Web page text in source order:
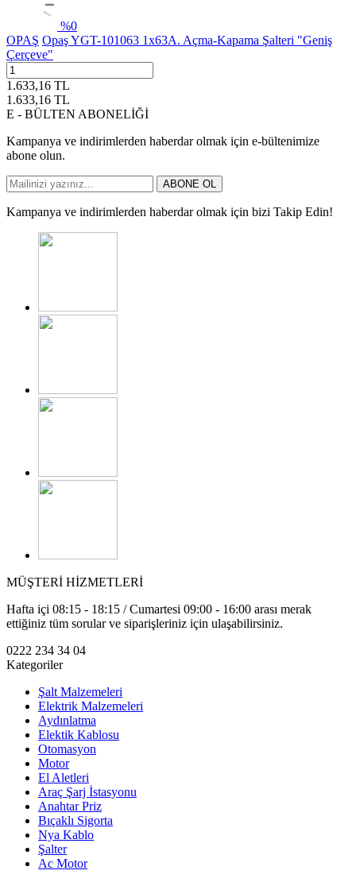
%0
OPAŞ Opaş YGT-101063 1x63A. Açma-Kapama Şalteri "Geniş
Çerçeve"
1.633,16 TL
1.633,16 TL
E - BÜLTEN ABONELİĞİ
Kampanya ve indirimlerden haberdar olmak için e-bültenimize
abone olun.
ABONE OL
Kampanya ve indirimlerden haberdar olmak için bizi Takip Edin!
MÜŞTERİ HİZMETLERİ
Hafta içi 08:15 - 18:15 / Cumartesi 09:00 - 16:00 arası merak
ettiğiniz tüm sorular ve siparişleriniz için ulaşabilirsiniz.
0222 234 34 04
Kategoriler
Şalt Malzemeleri
Elektrik Malzemeleri
Aydınlatma
Elektik Kablosu
Otomasyon
Motor
El Aletleri
Araç Şarj İstasyonu
Anahtar Priz
Bıçaklı Sigorta
Nya Kablo
Şalter
Ac Motor